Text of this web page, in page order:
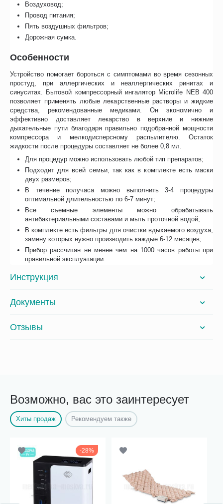
Воздуховод;
Провод питания;
Пять воздушных фильтров;
Дорожная сумка.
Особенности
Устройство помогает бороться с симптомами во время сезонных
простуд, при аллергических и неаллергических ринитах и
синуситах. Бытовой компрессорный ингалятор Microlife NEB 400
позволяет применять любые лекарственные растворы и жидкие
средства, рекомендованные медиками. Он экономично и
эффективно доставляет лекарство в верхние и нижние
дыхательные пути благодаря правильно подобранной мощности
компрессора и мелкодисперсному распылителю. Остаток
жидкости после процедуры составляет не более 0,8 мл.
Для процедур можно использовать любой тип препаратов;
Подходит для всей семьи, так как в комплекте есть маски
двух размеров;
В течение получаса можно выполнить 3-4 процедуры
оптимальной длительностью по 6-7 минут;
Все съемные элементы можно обрабатывать
антибактериальными составами и мыть проточной водой;
В комплекте есть фильтры для очистки вдыхаемого воздуха,
замену которых нужно производить каждые 6-12 месяцев;
Прибор рассчитан не менее чем на 1000 часов работы при
правильной эксплуатации.
Инструкция
Документы
Отзывы
Возможно, вас это заинтересует
Хиты продаж Рекомендуем также
28%